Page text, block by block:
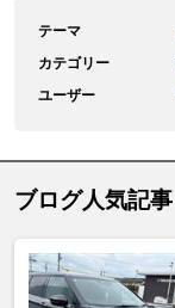
テーマ
カテゴリー
ユーザー
ブログ人気記事